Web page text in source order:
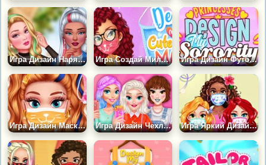
Игра Дизайн Нарядов из Тюли Игра Создай Милую Маску для Лица Игра Дизайн Футболки от Принцесс
Игра Дизайн Маски от Принцесс Игра Дизайн Чехлов для Телефона Игра Яркий Дизайн Масок для Лица